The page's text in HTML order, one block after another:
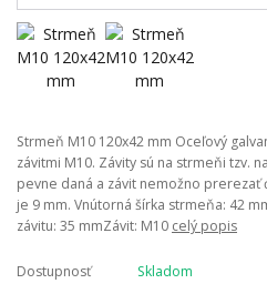
Strmeň M10 120x42 mm Oceľový
závitmi M10. Závity sú na strmeňi tzv.
pevne daná a závit nemožno
je 9 mm. Vnútorná šírka strmeňa: 42
závitu: 35 mmZávit: M10 celý popis
Dostupnosť Skladom